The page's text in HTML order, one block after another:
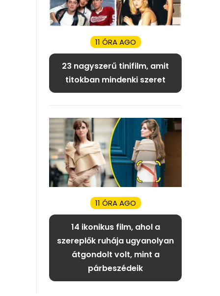
11 ÓRA AGO
23 nagyszerű tinifilm, amit
titokban mindenki szeret
11 ÓRA AGO
14 ikonikus film, ahol a
szereplők ruhája ugyanolyan
átgondolt volt, mint a
párbeszédeik